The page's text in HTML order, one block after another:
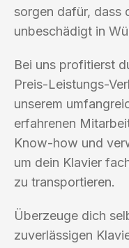
sorgen dafür, dass
unbeschädigt in
Bei uns profitierst
Preis-Leistungs-
unserem
erfahrenen
Know-how und
um dein Klavier
zu transportieren.
Überzeuge dich
zuverlässigen